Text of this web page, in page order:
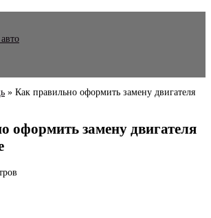
» Как правильно оформить замену двигателя
оформить замену двигателя